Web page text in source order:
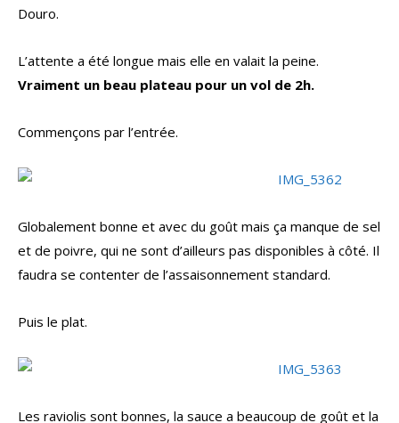
Douro.
L’attente a été longue mais elle en valait la peine.
Vraiment un beau plateau pour un vol de 2h.
Commençons par l’entrée.
Globalement bonne et avec du goût mais ça manque de sel
et de poivre, qui ne sont d’ailleurs pas disponibles à côté. Il
faudra se contenter de l’assaisonnement standard.
Puis le plat.
Les raviolis sont bonnes, la sauce a beaucoup de goût et la